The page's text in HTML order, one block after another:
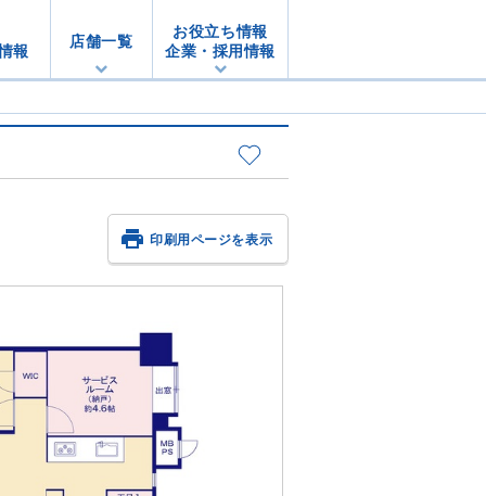
報
店舗一覧
お役立ち情報
企業・採用情報
 印刷用ページを表示